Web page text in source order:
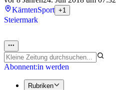
KärntenSport +1
Steiermark
Abonnent:in werden
Rubriken